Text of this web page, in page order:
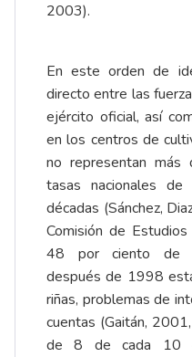
2003).
En este orden de
directo entre las
ejército oficial, así
en los centros de
no representan
tasas nacionales
décadas (Sánchez,
Comisión de
48 por ciento de
después de 1998
riñas, problemas de
cuentas (Gaitán,
de 8 de cada 10